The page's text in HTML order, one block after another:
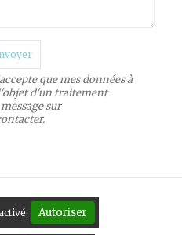
que mes données à
d'un traitement
sur
Autoriser